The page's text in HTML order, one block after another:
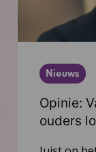
Nieuws
Opinie:
ouders